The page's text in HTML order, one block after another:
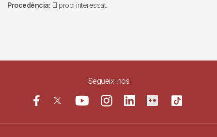
Procedència: El propi interessat.
Segueix-nos